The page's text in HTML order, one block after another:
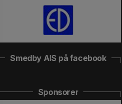
Smedby AIS på facebook
Sponsorer